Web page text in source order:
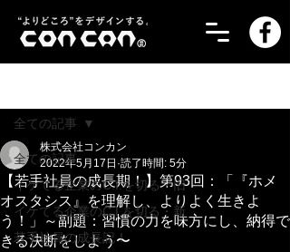
全ての記事
イケてる企業のC.I.を切る・旧
イケてる企業のC.I.を切る・新
若手社員の成長記！
全ての記事
【若手社員の成長期！】第93回：「『ホメ
オスタシス』を理解し、よりよく生きよ
う！」～副題：習慣の力を味方にし、納得で
きる決断をしよう〜
株式会社コンカン
2022年5月17日 読了時間: 5分